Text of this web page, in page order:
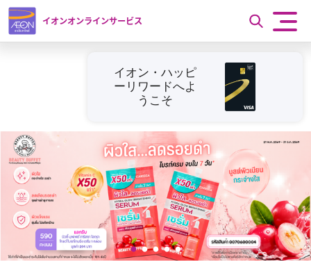
イオンオンラインサービス
イオン・ハッピ
ーリワードへよ
うこそ